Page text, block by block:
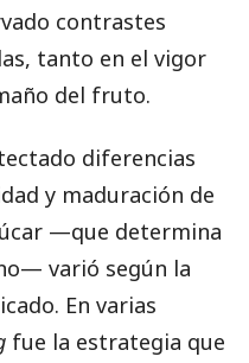
contrastes
tanto en el vigor
del fruto.
diferencias
y maduración de
—que determina
varió según la
En varias
fue la estrategia que